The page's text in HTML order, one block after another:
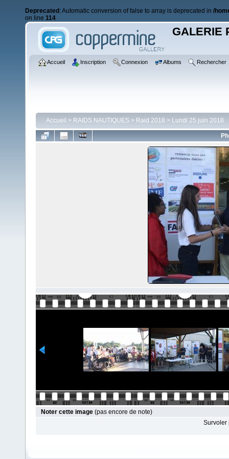
Deprecated : Automatic conversion of false to array is deprecated in /
on line 114
GALERIE
Accueil Inscription Connexion Albums Rechercher
Accueil > RAIDS NAUTIQUES > Raid 2018 > Lundi 25 juin 2018
Noter cette image (pas encore de note)
Survoler